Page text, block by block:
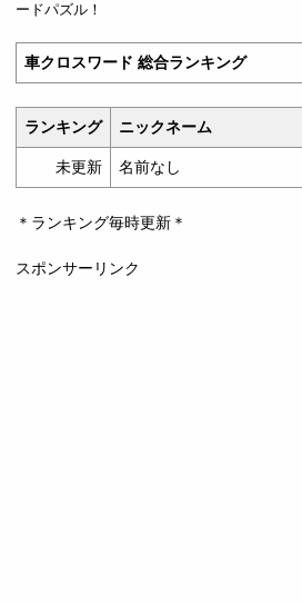
ードパズル！
車クロスワード 総合ランキング
ランキング ニックネーム
未更新 名前なし
＊ランキング毎時更新＊
スポンサーリンク